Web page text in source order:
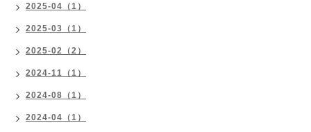
2025-04（1）
2025-03（1）
2025-02（2）
2024-11（1）
2024-08（1）
2024-04（1）